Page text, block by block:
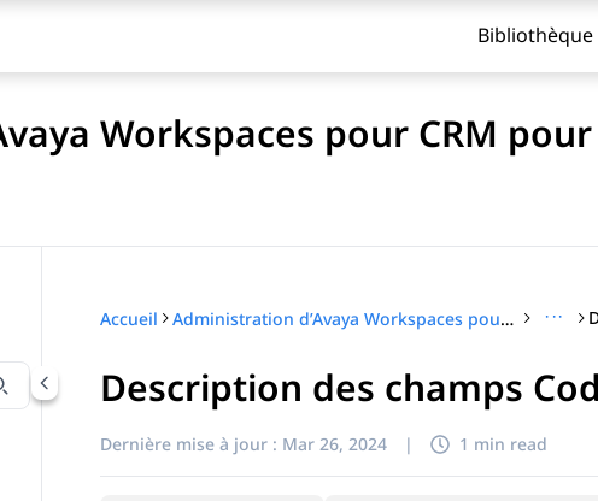
Bibliothèque
Workspaces pour CRM
navigation par titre
Accueil Administration d’Avaya Workspaces pour CRM pour Avaya Experience Platform™ Public Cloud ···
Description des champs
Dernière mise à jour : Mar 26, 2024 | 1 min read